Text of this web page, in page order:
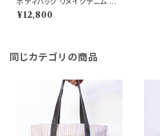
容量
¥12,800
同じカテゴリの商品